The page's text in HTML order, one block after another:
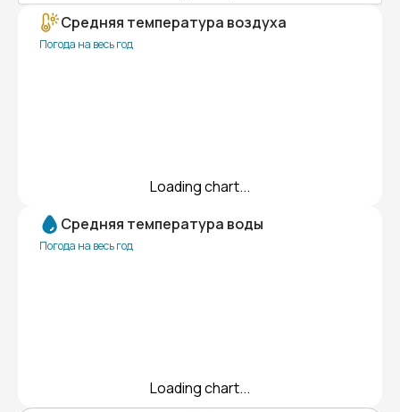
Средняя температура воздуха
Погода на весь год
Loading chart...
Средняя температура воды
Погода на весь год
Loading chart...